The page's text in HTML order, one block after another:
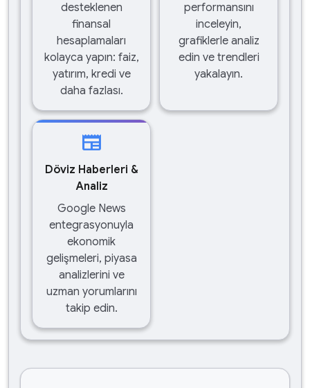
desteklenen
finansal
hesaplamaları
kolayca yapın: faiz,
yatırım, kredi ve
daha fazlası.
performansını
inceleyin,
grafiklerle analiz
edin ve trendleri
yakalayın.
newspaper
Döviz Haberleri &
Analiz
Google News
entegrasyonuyla
ekonomik
gelişmeleri, piyasa
analizlerini ve
uzman yorumlarını
takip edin.